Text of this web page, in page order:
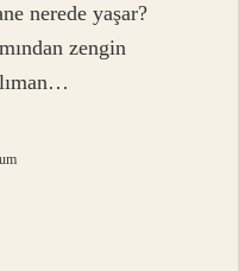
nerede yaşar?
zengin